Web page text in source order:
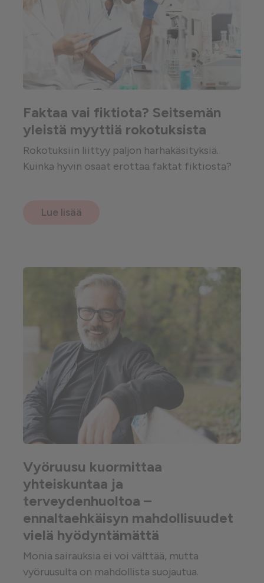
Faktaa vai fiktiota? Seitsemän
yleistä myyttiä rokotuksista
Rokotuksiin liittyy paljon harhakäsityksiä.
Kuinka hyvin osaat erottaa faktat fiktiosta?
Lue lisää
Vyöruusu kuormittaa
yhteiskuntaa ja
terveydenhuoltoa –
ennaltaehkäisyn mahdollisuudet
vielä hyödyntämättä
Monia sairauksia ei voi välttää, mutta
vyöruusulta on mahdollista suojautua.